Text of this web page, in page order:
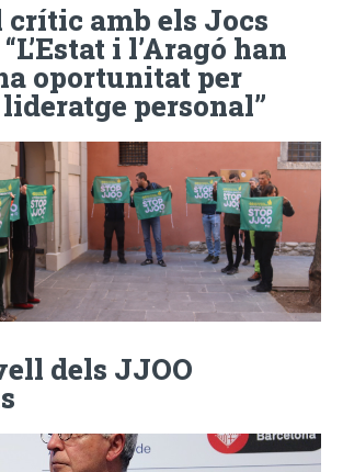
amb els Jocs
i l’Aragó han
oportunitat per
personal”
dels JJOO